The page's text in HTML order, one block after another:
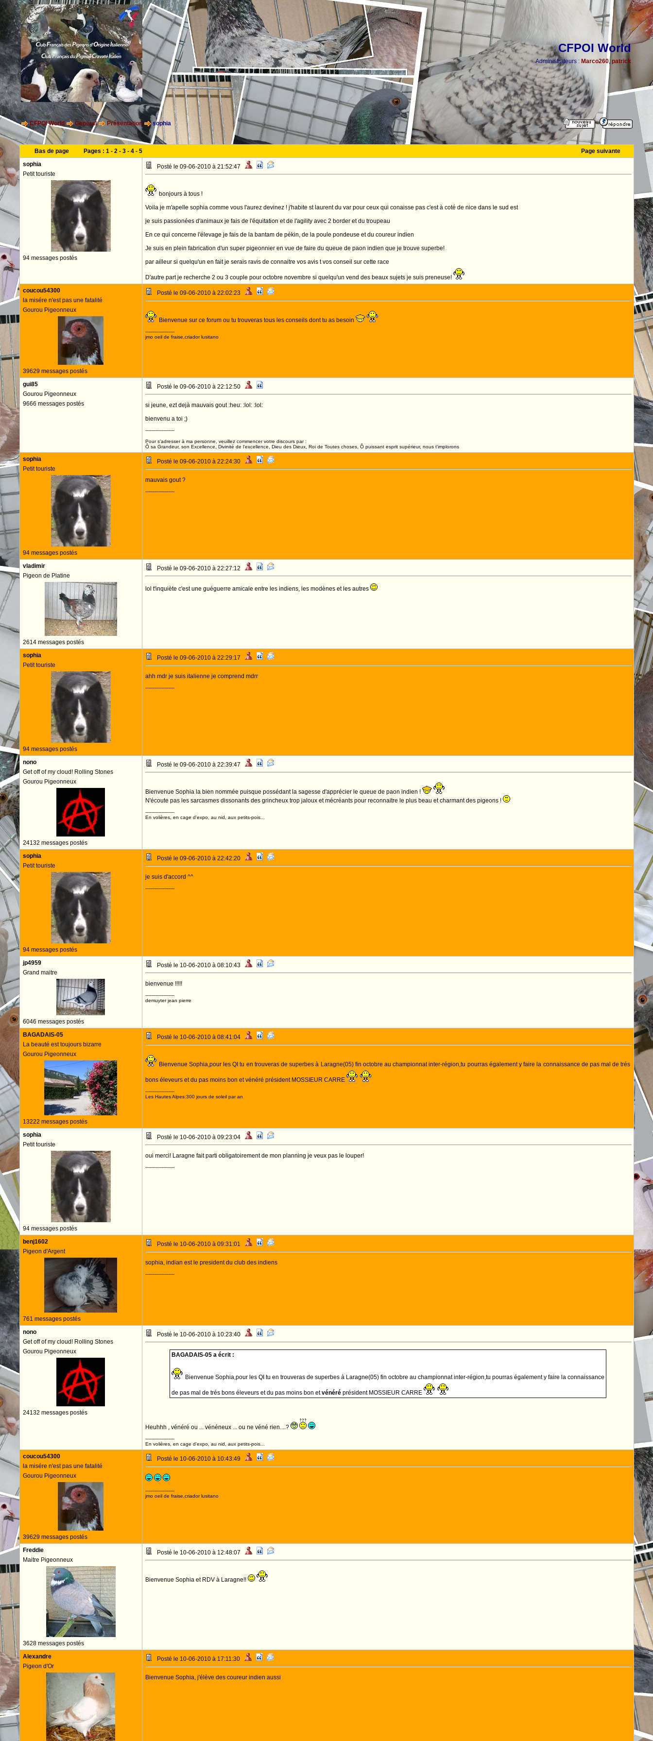
CFPOI World
Administrateurs : Marco260, patrick
CFPOI World General Présentation sophia
Bas de page Pages : 1- 2- 3- 4- 5
Page suivante
sophia
Petit touriste
94 messages postés
Posté le 09-06-2010 à 21:52:47
bonjours à tous !
Voila je m'apelle sophia comme vous l'aurez devinez ! j'habite st laurent du var pour ceux qui conaisse pas c'est à coté de nice dans le sud est
je suis passionées d'animaux je fais de l'équitation et de l'agility avec 2 border et du troupeau
En ce qui concerne l'élevage je fais de la bantam de pékin, de la poule pondeuse et du coureur indien
Je suis en plein fabrication d'un super pigeonnier en vue de faire du queue de paon indien que je trouve superbe!
par ailleur si quelqu'un en fait je serais ravis de connaitre vos avis t vos conseil sur cette race
D'autre part je recherche 2 ou 3 couple pour octobre novembre si quelqu'un vend des beaux sujets je suis preneuse!
coucou54300
la misére n'est pas une fatalité
Gourou Pigeonneux
39629 messages postés
Posté le 09-06-2010 à 22:02:23
Bienvenue sur ce forum ou tu trouveras tous les conseils dont tu as besoin
--------------------
jmo oeil de fraise,criador lusitano
gui85
Gourou Pigeonneux
9666 messages postés
Posté le 09-06-2010 à 22:12:50
si jeune, ezt dejà mauvais gout :heu: :lol: :lol:
bienvenu a toi ;)
--------------------
Pour s'adresser à ma personne, veuillez commencer votre discours par :
Ô sa Grandeur, son Excellence, Divinité de l'excellence, Dieu des Dieux, Roi de Toutes choses, Ô puissant esprit supérieur, nous t'implorons
sophia
Petit touriste
94 messages postés
Posté le 09-06-2010 à 22:24:30
mauvais gout ?
--------------------
vladimir
Pigeon de Platine
2614 messages postés
Posté le 09-06-2010 à 22:27:12
lol t'inquiète c'est une guéguerre amicale entre les indiens, les modènes et les autres
sophia
Petit touriste
94 messages postés
Posté le 09-06-2010 à 22:29:17
ahh mdr je suis italienne je comprend mdrr
--------------------
nono
Get off of my cloud! Rolling Stones
Gourou Pigeonneux
24132 messages postés
Posté le 09-06-2010 à 22:39:47
Bienvenue Sophia la bien nommée puisque possédant la sagesse d'apprécier le queue de paon indien !
N'écoute pas les sarcasmes dissonants des grincheux trop jaloux et mécréants pour reconnaitre le plus beau et charmant des pigeons !
--------------------
En volières, en cage d'expo, au nid, aux petits-pois...
sophia
Petit touriste
94 messages postés
Posté le 09-06-2010 à 22:42:20
je suis d'accord ^^
--------------------
jp4959
Grand maitre
6046 messages postés
Posté le 10-06-2010 à 08:10:43
bienvenue !!!!!
--------------------
demuyter jean pierre
BAGADAIS-05
La beauté est toujours bizarre
Gourou Pigeonneux
13222 messages postés
Posté le 10-06-2010 à 08:41:04
Bienvenue Sophia,pour les QI tu en trouveras de superbes à Laragne(05) fin octobre au championnat inter-région,tu pourras également y faire la connaissance de pas mal de trés
bons éleveurs et du pas moins bon et vénéré président MOSSIEUR CARRE
--------------------
Les Hautes Alpes:300 jours de soleil par an
sophia
Petit touriste
94 messages postés
Posté le 10-06-2010 à 09:23:04
oui merci! Laragne fait parti obligatoirement de mon planning je veux pas le louper!
--------------------
benj1602
Pigeon d'Argent
761 messages postés
Posté le 10-06-2010 à 09:31:01
sophia, indian est le president du club des indiens
--------------------
nono
Get off of my cloud! Rolling Stones
Gourou Pigeonneux
24132 messages postés
Posté le 10-06-2010 à 10:23:40
BAGADAIS-05 a écrit :
Bienvenue Sophia,pour les QI tu en trouveras de superbes à Laragne(05) fin octobre au championnat inter-région,tu pourras également y faire la connaissance
de pas mal de trés bons éleveurs et du pas moins bon etvénéré président MOSSIEUR CARRE
Heuhhh , vénéré ou ... vénéneux ... ou ne véné rien....?
--------------------
En volières, en cage d'expo, au nid, aux petits-pois...
coucou54300
la misére n'est pas une fatalité
Gourou Pigeonneux
39629 messages postés
Posté le 10-06-2010 à 10:43:49
--------------------
jmo oeil de fraise,criador lusitano
Freddie
Maitre Pigeonneux
3628 messages postés
Posté le 10-06-2010 à 12:48:07
Bienvenue Sophia et RDV à Laragne!!
Alexandre
Pigeon d'Or
Posté le 10-06-2010 à 17:11:30
Bienvenue Sophia, j'élève des coureur indien aussi